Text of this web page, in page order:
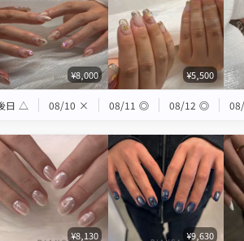
¥8,000 ¥5,500
日 △ 08/10 × 08/11 ◎ 08/12 ◎
¥8,130 ¥9,630